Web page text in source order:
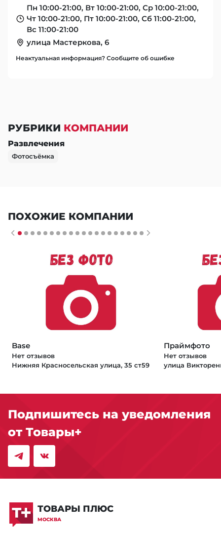
Пн 10:00-21:00, Вт 10:00-21:00, Ср 10:00-21:00,
Чт 10:00-21:00, Пт 10:00-21:00, Сб 11:00-21:00,
Вс 11:00-21:00
улица Мастеркова, 6
Неактуальная информация? Сообщите об ошибке
РУБРИКИ КОМПАНИИ
Развлечения
Фотосъёмка
ПОХОЖИЕ КОМПАНИИ
Base
Нет отзывов
Нижняя Красносельская улица, 35 ст59
Праймфото
Нет отзывов
улица
Подпишитесь на уведомления
от Товары+
ТОВАРЫ ПЛЮС
МОСКВА